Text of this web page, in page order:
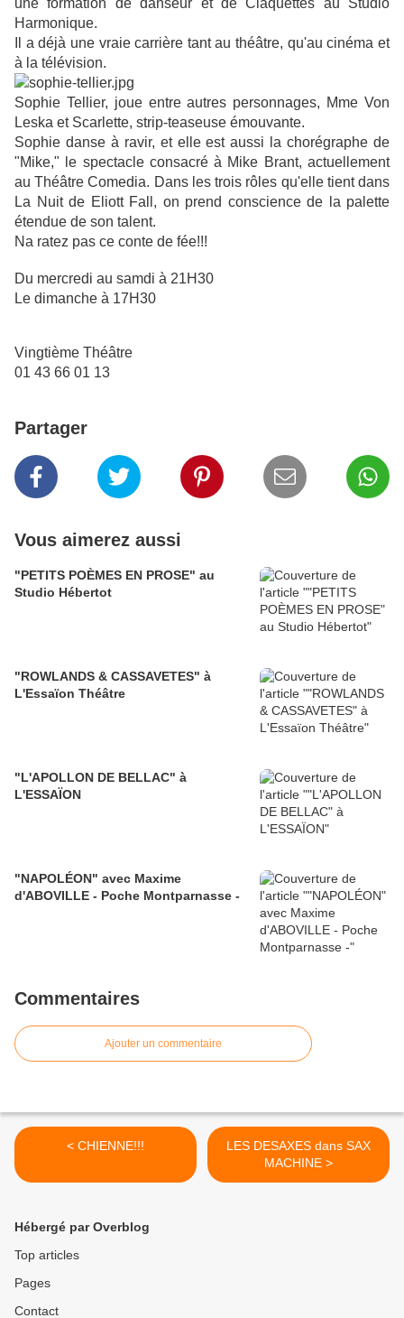
une formation de danseur et de Claquettes au Studio
Harmonique.
Il a déjà une vraie carrière tant au théâtre, qu'au cinéma et
à la télévision.
Sophie Tellier, joue entre autres personnages, Mme Von
Leska et Scarlette, strip-teaseuse émouvante.
Sophie danse à ravir, et elle est aussi la chorégraphe de
"Mike," le spectacle consacré à Mike Brant, actuellement
au Théâtre Comedia. Dans les trois rôles qu'elle tient dans
La Nuit de Eliott Fall, on prend conscience de la palette
étendue de son talent.
Na ratez pas ce conte de fée!!!
Du mercredi au samdi à 21H30
Le dimanche à 17H30
Vingtième Théâtre
01 43 66 01 13
Partager
Vous aimerez aussi
"PETITS POÈMES EN PROSE" au
Studio Hébertot
"ROWLANDS & CASSAVETES" à
L'Essaïon Théâtre
"L'APOLLON DE BELLAC" à
L'ESSAÏON
"NAPOLÉON" avec Maxime
d'ABOVILLE - Poche Montparnasse -
Commentaires
Ajouter un commentaire
< CHIENNE!!!
LES DESAXES dans SAX
MACHINE >
Hébergé par Overblog
Top articles
Pages
Contact